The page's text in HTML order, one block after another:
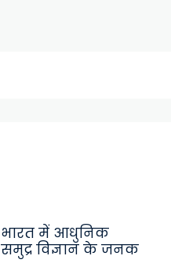
भारत में आधुनिक
समुद्र विज्ञान के जनक